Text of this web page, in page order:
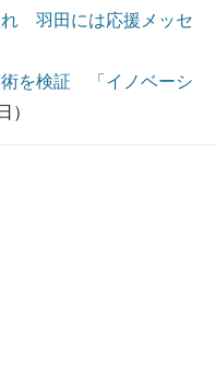
羽田には応援メッセ
を検証 「イノベーシ
）